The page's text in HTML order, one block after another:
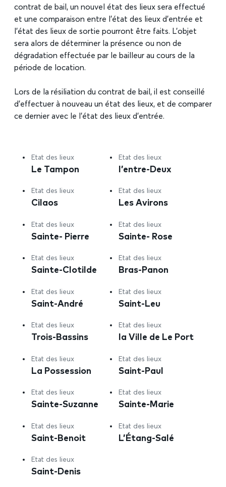
contrat de bail, un nouvel état des lieux sera effectué
et une comparaison entre l’état des lieux d’entrée et
l’état des lieux de sortie pourront être faits. L’objet
sera alors de déterminer la présence ou non de
dégradation effectuée par le bailleur au cours de la
période de location.
Lors de la résiliation du contrat de bail, il est conseillé
d’effectuer à nouveau un état des lieux, et de comparer
ce dernier avec le l’état des lieux d’entrée.
Etat des lieux
Le Tampon
Etat des lieux
l’entre-Deux
Etat des lieux
Cilaos
Etat des lieux
Les Avirons
Etat des lieux
Sainte- Pierre
Etat des lieux
Sainte- Rose
Etat des lieux
Sainte-Clotilde
Etat des lieux
Bras-Panon
Etat des lieux
Saint-André
Etat des lieux
Saint-Leu
Etat des lieux
Trois-Bassins
Etat des lieux
la Ville de Le Port
Etat des lieux
La Possession
Etat des lieux
Saint-Paul
Etat des lieux
Sainte-Suzanne
Etat des lieux
Sainte-Marie
Etat des lieux
Saint-Benoit
Etat des lieux
L’Étang-Salé
Etat des lieux
Saint-Denis